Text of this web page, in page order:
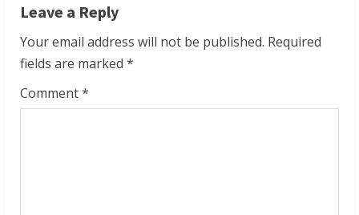
u
e
R
Leave a Reply
Your email address will not be published. Required
fields are marked *
Comment*